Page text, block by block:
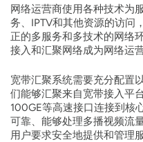
网络运营商使用各种技术为
务、IPTV和其他资源的访问
正的多服务和多技术的网络
接入和汇聚网络成为网络运
宽带汇聚系统需要充分配置
们能够汇聚来自宽带接入平
100GE等高速接口连接到核
可靠、能够处理多播视频流
用户要求安全地提供和管理服